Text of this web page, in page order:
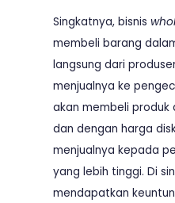
Singkatnya, bisnis
membeli barang
langsung dari
menjualnya ke
akan membeli produk
dan dengan harga
menjualnya kepada
yang lebih tinggi. Di
mendapatkan